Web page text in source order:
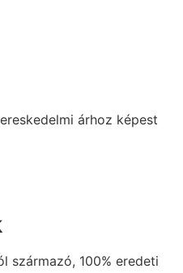
árhoz képest
származó, 100% eredeti